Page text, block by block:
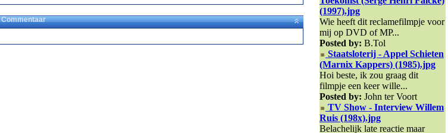
Commentaar
(1997).jpg
Wie heeft dit reclamefilmpje voor
mij op DVD of MP...
Posted by: B.Tol
Staatsloterij - Appel Schieten
(Marnix Kappers) (1985).jpg
Hoi beste, ik zou graag dit
filmpje een keer wille...
Posted by: John ter Voort
TV Show - Interview Willem
Ruis (198x).jpg
Belachelijk late reactie maar